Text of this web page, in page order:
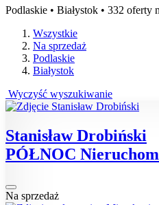
Podlaskie • Białystok • 332 oferty
Wszystkie
Na sprzedaż
Podlaskie
Białystok
Wyczyść wyszukiwanie
Stanisław Drobiński
PÓŁNOC
Na sprzedaż